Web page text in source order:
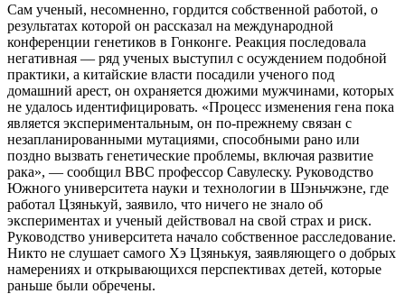
Сам ученый, несомненно, гордится собственной работой, о
результатах которой он рассказал на международной
конференции генетиков в Гонконге. Реакция последовала
негативная — ряд ученых выступил с осуждением подобной
практики, а китайские власти посадили ученого под
домашний арест, он охраняется дюжими мужчинами, которых
не удалось идентифицировать. «Процесс изменения гена пока
является экспериментальным, он по-прежнему связан с
незапланированными мутациями, способными рано или
поздно вызвать генетические проблемы, включая развитие
рака», — сообщил ВВС профессор Савулеску. Руководство
Южного университета науки и технологии в Шэньчжэне, где
работал Цзянькуй, заявило, что ничего не знало об
экспериментах и ученый действовал на свой страх и риск.
Руководство университета начало собственное расследование.
Никто не слушает самого Хэ Цзянькуя, заявляющего о добрых
намерениях и открывающихся перспективах детей, которые
раньше были обречены.